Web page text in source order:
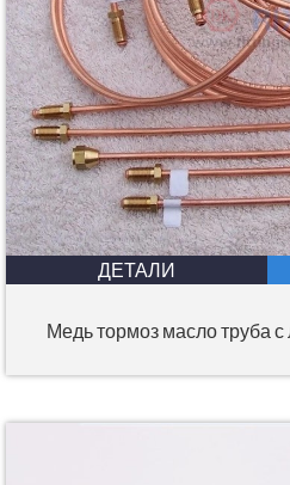
ДЕТАЛИ
Медь тормоз масло труба